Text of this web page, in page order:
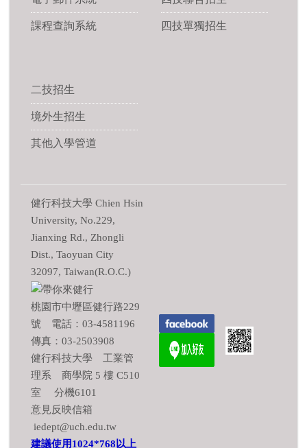
課程查詢系統 四技單獨招生
二技招生
境外生招生
其他入學管道
健行科技大學 Chien Hsin
University, No.229,
Jianxing Rd., Zhongli
Dist., Taoyuan City
32097, Taiwan(R.O.C.)
桃園市中壢區健行路229
號 電話：03-4581196
傳真：03-2503908
健行科技大學 工業管
理系 商學院 5 樓 C510
室 分機6101
意見反映信箱
iedept@uch.edu.tw
建議使用1024*768以上